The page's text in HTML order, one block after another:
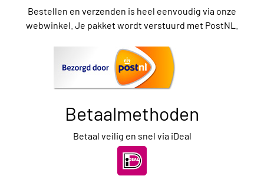
Bestellen en verzenden is heel eenvoudig via onze
webwinkel. Je pakket wordt verstuurd met PostNL.
Betaalmethoden
Betaal veilig en snel via iDeal